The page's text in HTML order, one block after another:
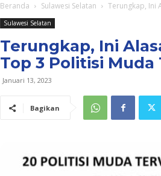
Beranda Sulawesi Selatan Terungkap, Ini
Sulawesi Selatan
Terungkap, Ini
Top 3 Politisi Muda
Januari 13, 2023
Bagikan